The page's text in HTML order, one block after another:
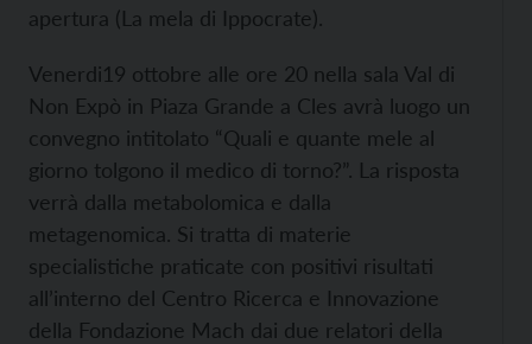
apertura (La mela di Ippocrate).
Venerdi19 ottobre alle ore 20 nella sala Val di
Non Expò in Piaza Grande a Cles avrà luogo un
convegno intitolato “Quali e quante mele al
giorno tolgono il medico di torno?”. La risposta
verrà dalla metabolomica e dalla
metagenomica. Si tratta di materie
specialistiche praticate con positivi risultati
all’interno del Centro Ricerca e Innovazione
della Fondazione Mach dai due relatori della